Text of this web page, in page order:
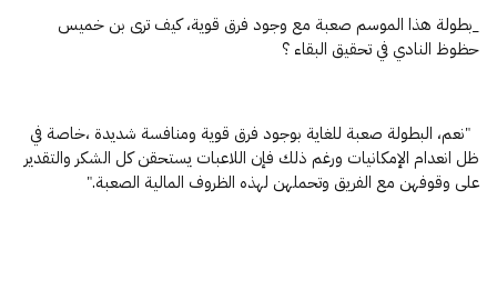
_بطولة هذا الموسم صعبة مع وجود فرق قوية، كيف ترى بن خميس
حظوظ النادي في تحقيق البقاء ؟
"نعم، البطولة صعبة للغاية بوجود فرق قوية ومنافسة شديدة ،خاصة في
ظل انعدام الإمكانيات ورغم ذلك فإن اللاعبات يستحقن كل الشكر والتقدير
على وقوفهن مع الفريق وتحملهن لهذه الظروف المالية الصعبة."